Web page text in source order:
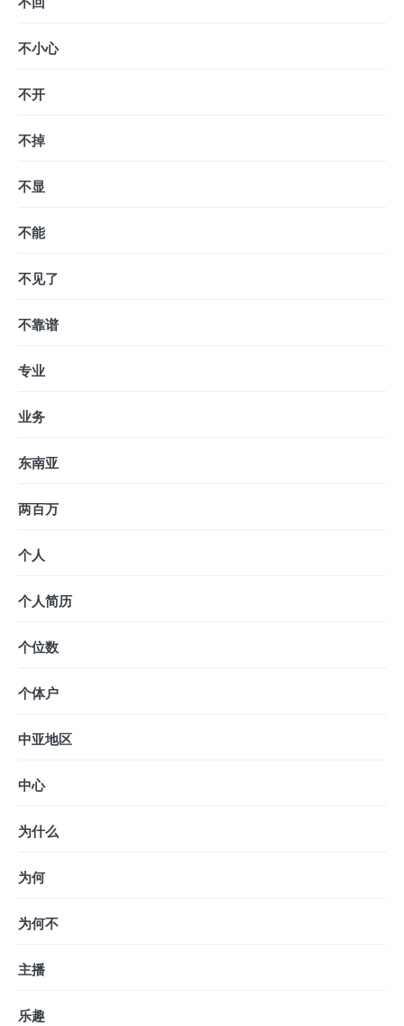
不小心
不开
不掉
不显
不能
不见了
不靠谱
专业
业务
东南亚
两百万
个人
个人简历
个位数
个体户
中亚地区
中心
为什么
为何
为何不
主播
乐趣